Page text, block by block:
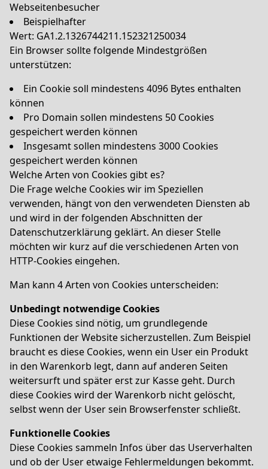
Webseitenbesucher
Beispielhafter
Wert: GA1.2.1326744211.152321250034
Ein Browser sollte folgende Mindestgrößen
unterstützen:
Ein Cookie soll mindestens 4096 Bytes enthalten
können
Pro Domain sollen mindestens 50 Cookies
gespeichert werden können
Insgesamt sollen mindestens 3000 Cookies
gespeichert werden können
Welche Arten von Cookies gibt es?
Die Frage welche Cookies wir im Speziellen
verwenden, hängt von den verwendeten Diensten ab
und wird in der folgenden Abschnitten der
Datenschutzerklärung geklärt. An dieser Stelle
möchten wir kurz auf die verschiedenen Arten von
HTTP-Cookies eingehen.
Man kann 4 Arten von Cookies unterscheiden:
Unbedingt notwendige Cookies
Diese Cookies sind nötig, um grundlegende
Funktionen der Website sicherzustellen. Zum Beispiel
braucht es diese Cookies, wenn ein User ein Produkt
in den Warenkorb legt, dann auf anderen Seiten
weitersurft und später erst zur Kasse geht. Durch
diese Cookies wird der Warenkorb nicht gelöscht,
selbst wenn der User sein Browserfenster schließt.
Funktionelle Cookies
Diese Cookies sammeln Infos über das Userverhalten
und ob der User etwaige Fehlermeldungen bekommt.